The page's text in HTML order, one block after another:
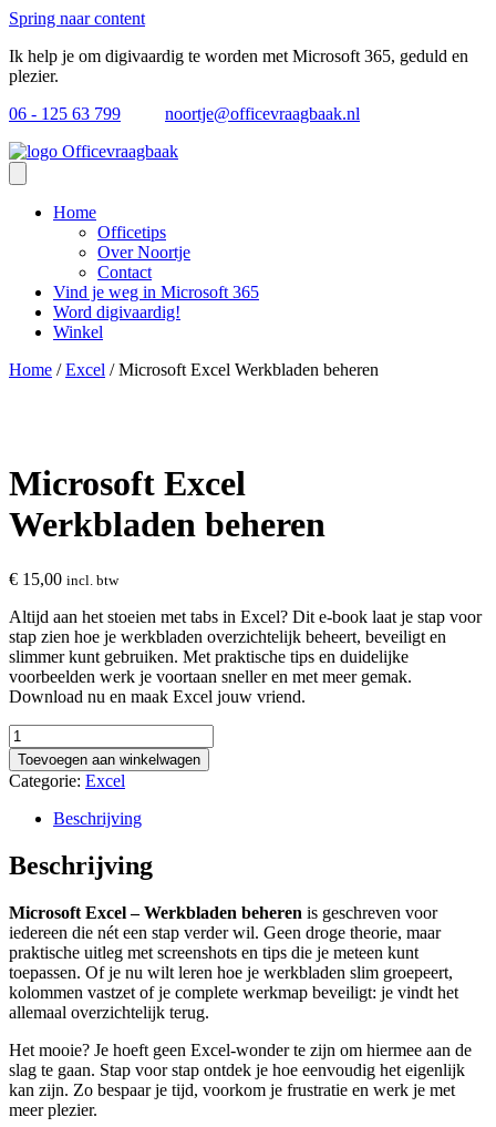
Spring naar content
Ik help je om digivaardig te worden met Microsoft 365, geduld en
plezier.
06 - 125 63 799
noortje@officevraagbaak.nl
Home
Officetips
Over Noortje
Contact
Vind je weg in Microsoft 365
Word digivaardig!
Winkel
Home /Excel / Microsoft Excel Werkbladen beheren
Microsoft Excel
Werkbladen beheren
€ 15,00 incl. btw
Altijd aan het stoeien met tabs in Excel? Dit e-book laat je stap voor
stap zien hoe je werkbladen overzichtelijk beheert, beveiligt en
slimmer kunt gebruiken. Met praktische tips en duidelijke
voorbeelden werk je voortaan sneller en met meer gemak.
Download nu en maak Excel jouw vriend.
Microsoft
Excel
Werkbladen
beheren
aantal
Toevoegen aan winkelwagen
Categorie: Excel
Beschrijving
Beschrijving
Microsoft Excel – Werkbladen beheren is geschreven voor
iedereen die nét een stap verder wil. Geen droge theorie, maar
praktische uitleg met screenshots en tips die je meteen kunt
toepassen. Of je nu wilt leren hoe je werkbladen slim groepeert,
kolommen vastzet of je complete werkmap beveiligt: je vindt het
allemaal overzichtelijk terug.
Het mooie? Je hoeft geen Excel-wonder te zijn om hiermee aan de
slag te gaan. Stap voor stap ontdek je hoe eenvoudig het eigenlijk
kan zijn. Zo bespaar je tijd, voorkom je frustratie en werk je met
meer plezier.